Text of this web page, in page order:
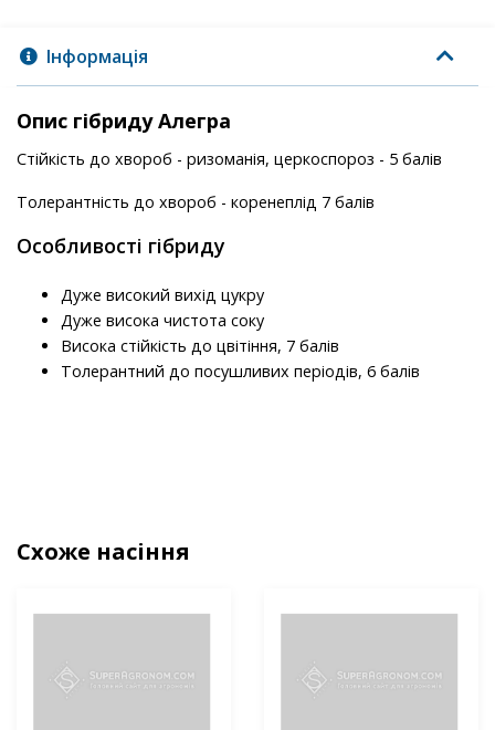
Інформація
Опис гібриду Алегра
Стійкість до хвороб - ризоманія, церкоспороз - 5 балів
Толерантність до хвороб - коренеплід 7 балів
Особливості гібриду
Дуже високий вихід цукру
Дуже висока чистота соку
Висока стійкість до цвітіння, 7 балів
Толерантний до посушливих періодів, 6 балів
Схоже насіння